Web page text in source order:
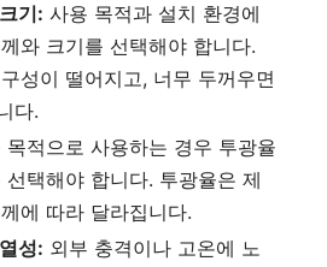
기: 사용 목적과 설치 환경에
와 크기를 선택해야 합니다.
성이 떨어지고, 너무 두꺼우면
다.
목적으로 사용하는 경우 투광율
택해야 합니다. 투광율은 제
에 따라 달라집니다.
성: 외부 충격이나 고온에 노